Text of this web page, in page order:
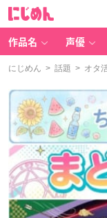
作品名 声優
にじめん > 話題 > オタ